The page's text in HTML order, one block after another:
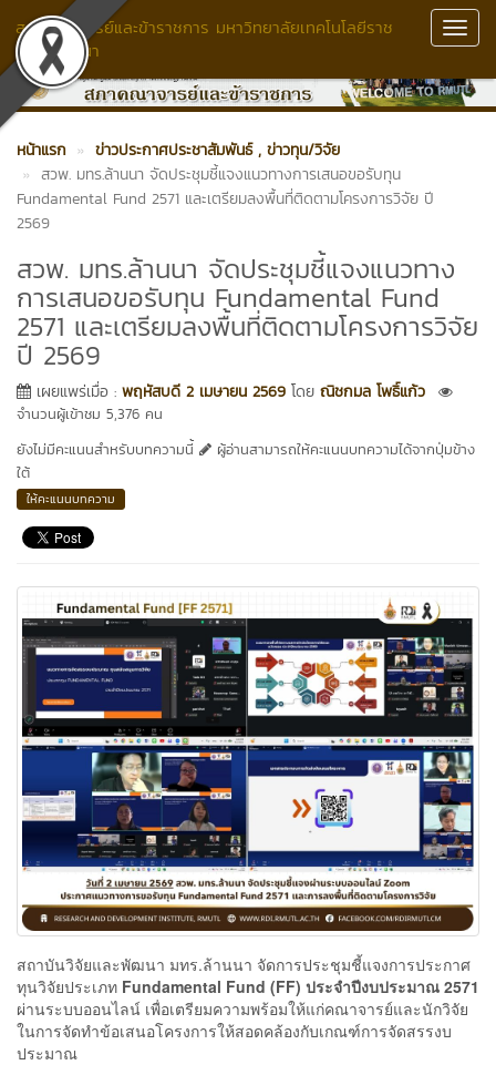
สภาคณาจารย์และข้าราชการ มหาวิทยาลัยเทคโนโลยีราช
มงคลล้านนา
หน้าแรก ข่าวประกาศประชาสัมพันธ์ , ข่าวทุน/วิจัย
สวพ. มทร.ล้านนา จัดประชุมชี้แจงแนวทางการเสนอขอรับทุน
Fundamental Fund 2571 และเตรียมลงพื้นที่ติดตามโครงการวิจัย ปี
2569
สวพ. มทร.ล้านนา จัดประชุมชี้แจงแนวทาง
การเสนอขอรับทุน Fundamental Fund
2571 และเตรียมลงพื้นที่ติดตามโครงการวิจัย
ปี 2569
เผยแพร่เมื่อ : พฤหัสบดี 2 เมษายน 2569 โดย ณิชกมล โพธิ์แก้ว
จำนวนผู้เข้าชม 5,376 คน
ยังไม่มีคะแนนสำหรับบทความนี้
ผู้อ่านสามารถให้คะแนนบทความได้จากปุ่มข้าง
ใต้
ให้คะแนนบทความ
สถาบันวิจัยและพัฒนา มทร.ล้านนา จัดการประชุมชี้แจงการประกาศ
ทุนวิจัยประเภท Fundamental Fund (FF) ประจำปีงบประมาณ 2571
ผ่านระบบออนไลน์ เพื่อเตรียมความพร้อมให้แก่คณาจารย์และนักวิจัย
ในการจัดทำข้อเสนอโครงการให้สอดคล้องกับเกณฑ์การจัดสรรงบ
ประมาณ